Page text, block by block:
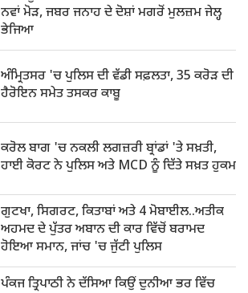
ਨਵਾਂ ਮੋੜ, ਜਬਰ ਜਨਾਹ ਦੇ ਦੋਸ਼ਾਂ ਮਗਰੋਂ ਮੁਲਜ਼ਮ ਜੇਲ੍ਹ
ਭੇਜਿਆ
ਅੰਮ੍ਰਿਤਸਰ 'ਚ ਪੁਲਿਸ ਦੀ ਵੱਡੀ ਸਫ਼ਲਤਾ, 35 ਕਰੋੜ ਦੀ
ਹੈਰੋਇਨ ਸਮੇਤ ਤਸਕਰ ਕਾਬੂ
ਕਰੋਲ ਬਾਗ 'ਚ ਨਕਲੀ ਲਗਜ਼ਰੀ ਬ੍ਰਾਂਡਾਂ 'ਤੇ ਸਖ਼ਤੀ,
ਹਾਈ ਕੋਰਟ ਨੇ ਪੁਲਿਸ ਅਤੇ MCD ਨੂੰ ਦਿੱਤੇ ਸਖ਼ਤ ਹੁਕਮ
ਗੁਟਖਾ, ਸਿਗਰਟ, ਕਿਤਾਬਾਂ ਅਤੇ 4 ਮੋਬਾਈਲ..ਅਤੀਕ
ਅਹਮਦ ਦੇ ਪੁੱਤਰ ਅਬਾਨ ਦੀ ਕਾਰ ਵਿੱਚੋਂ ਬਰਾਮਦ
ਹੋਇਆ ਸਮਾਨ, ਜਾਂਚ 'ਚ ਜੁੱਟੀ ਪੁਲਿਸ
ਪੰਕਜ ਤ੍ਰਿਪਾਠੀ ਨੇ ਦੱਸਿਆ ਕਿਉਂ ਦੁਨੀਆ ਭਰ ਵਿੱਚ